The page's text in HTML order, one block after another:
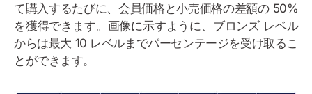
て購入するたびに、会員価格と小売価格の差額の 50%
を獲得できます。画像に示すように、ブロンズ レベル
からは最大 10 レベルまでパーセンテージを受け取るこ
とができます。